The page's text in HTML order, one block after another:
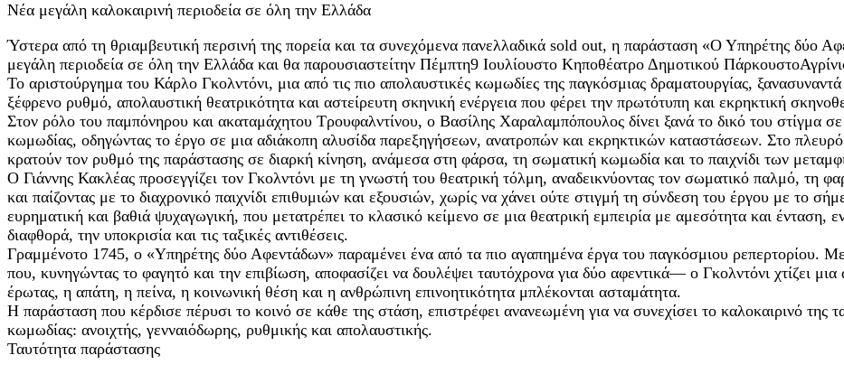
Νέα μεγάλη καλοκαιρινή περιοδεία σε όλη την Ελλάδα
Ύστερα από τη θριαμβευτική περσινή της πορεία και τα συνεχόμενα πανελλαδικά sold out, η παράσταση «Ο Υπηρέτης δύο
μεγάλη περιοδεία σε όλη την Ελλάδα και θα παρουσιαστείτην Πέμπτη9 Ιουλίουστο Κηποθέατρο Δημοτικού
Το αριστούργημα του Κάρλο Γκολντόνι, μια από τις πιο απολαυστικές κωμωδίες της παγκόσμιας δραματουργίας,
ξέφρενο ρυθμό, απολαυστική θεατρικότητα και αστείρευτη σκηνική ενέργεια που φέρει την πρωτότυπη και εκρηκτική
Στον ρόλο του παμπόνηρου και ακαταμάχητου Τρουφαλντίνου, ο Βασίλης Χαραλαμπόπουλος δίνει ξανά το δικό του στίγμα
κωμωδίας, οδηγώντας το έργο σε μια αδιάκοπη αλυσίδα παρεξηγήσεων, ανατροπών και εκρηκτικών καταστάσεων. Στο
κρατούν τον ρυθμό της παράστασης σε διαρκή κίνηση, ανάμεσα στη φάρσα, τη σωματική κωμωδία και το παιχνίδι των
Ο Γιάννης Κακλέας προσεγγίζει τον Γκολντόνι με τη γνωστή του θεατρική τόλμη, αναδεικνύοντας τον σωματικό παλμό, τη
και παίζοντας με το διαχρονικό παιχνίδι επιθυμιών και εξουσιών, χωρίς να χάνει ούτε στιγμή τη σύνδεση του έργου με το
ευρηματική και βαθιά ψυχαγωγική, που μετατρέπει το κλασικό κείμενο σε μια θεατρική εμπειρία με αμεσότητα και ένταση,
διαφθορά, την υποκρισία και τις ταξικές αντιθέσεις.
Γραμμένοτο 1745, ο «Υπηρέτης δύο Αφεντάδων» παραμένει ένα από τα πιο αγαπημένα έργα του παγκόσμιου ρεπερτορίου.
που, κυνηγώντας το φαγητό και την επιβίωση, αποφασίζει να δουλέψει ταυτόχρονα για δύο αφεντικά— ο Γκολντόνι χτίζει
έρωτας, η απάτη, η πείνα, η κοινωνική θέση και η ανθρώπινη επινοητικότητα μπλέκονται ασταμάτητα.
Η παράσταση που κέρδισε πέρυσι το κοινό σε κάθε της στάση, επιστρέφει ανανεωμένη για να συνεχίσει το καλοκαιρινό της
κωμωδίας: ανοιχτής, γενναιόδωρης, ρυθμικής και απολαυστικής.
Ταυτότητα παράστασης